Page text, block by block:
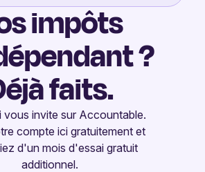
impôts
?
faits.
vous invite sur Accountable.
compte ici gratuitement et
d'un mois d'essai gratuit
additionnel.